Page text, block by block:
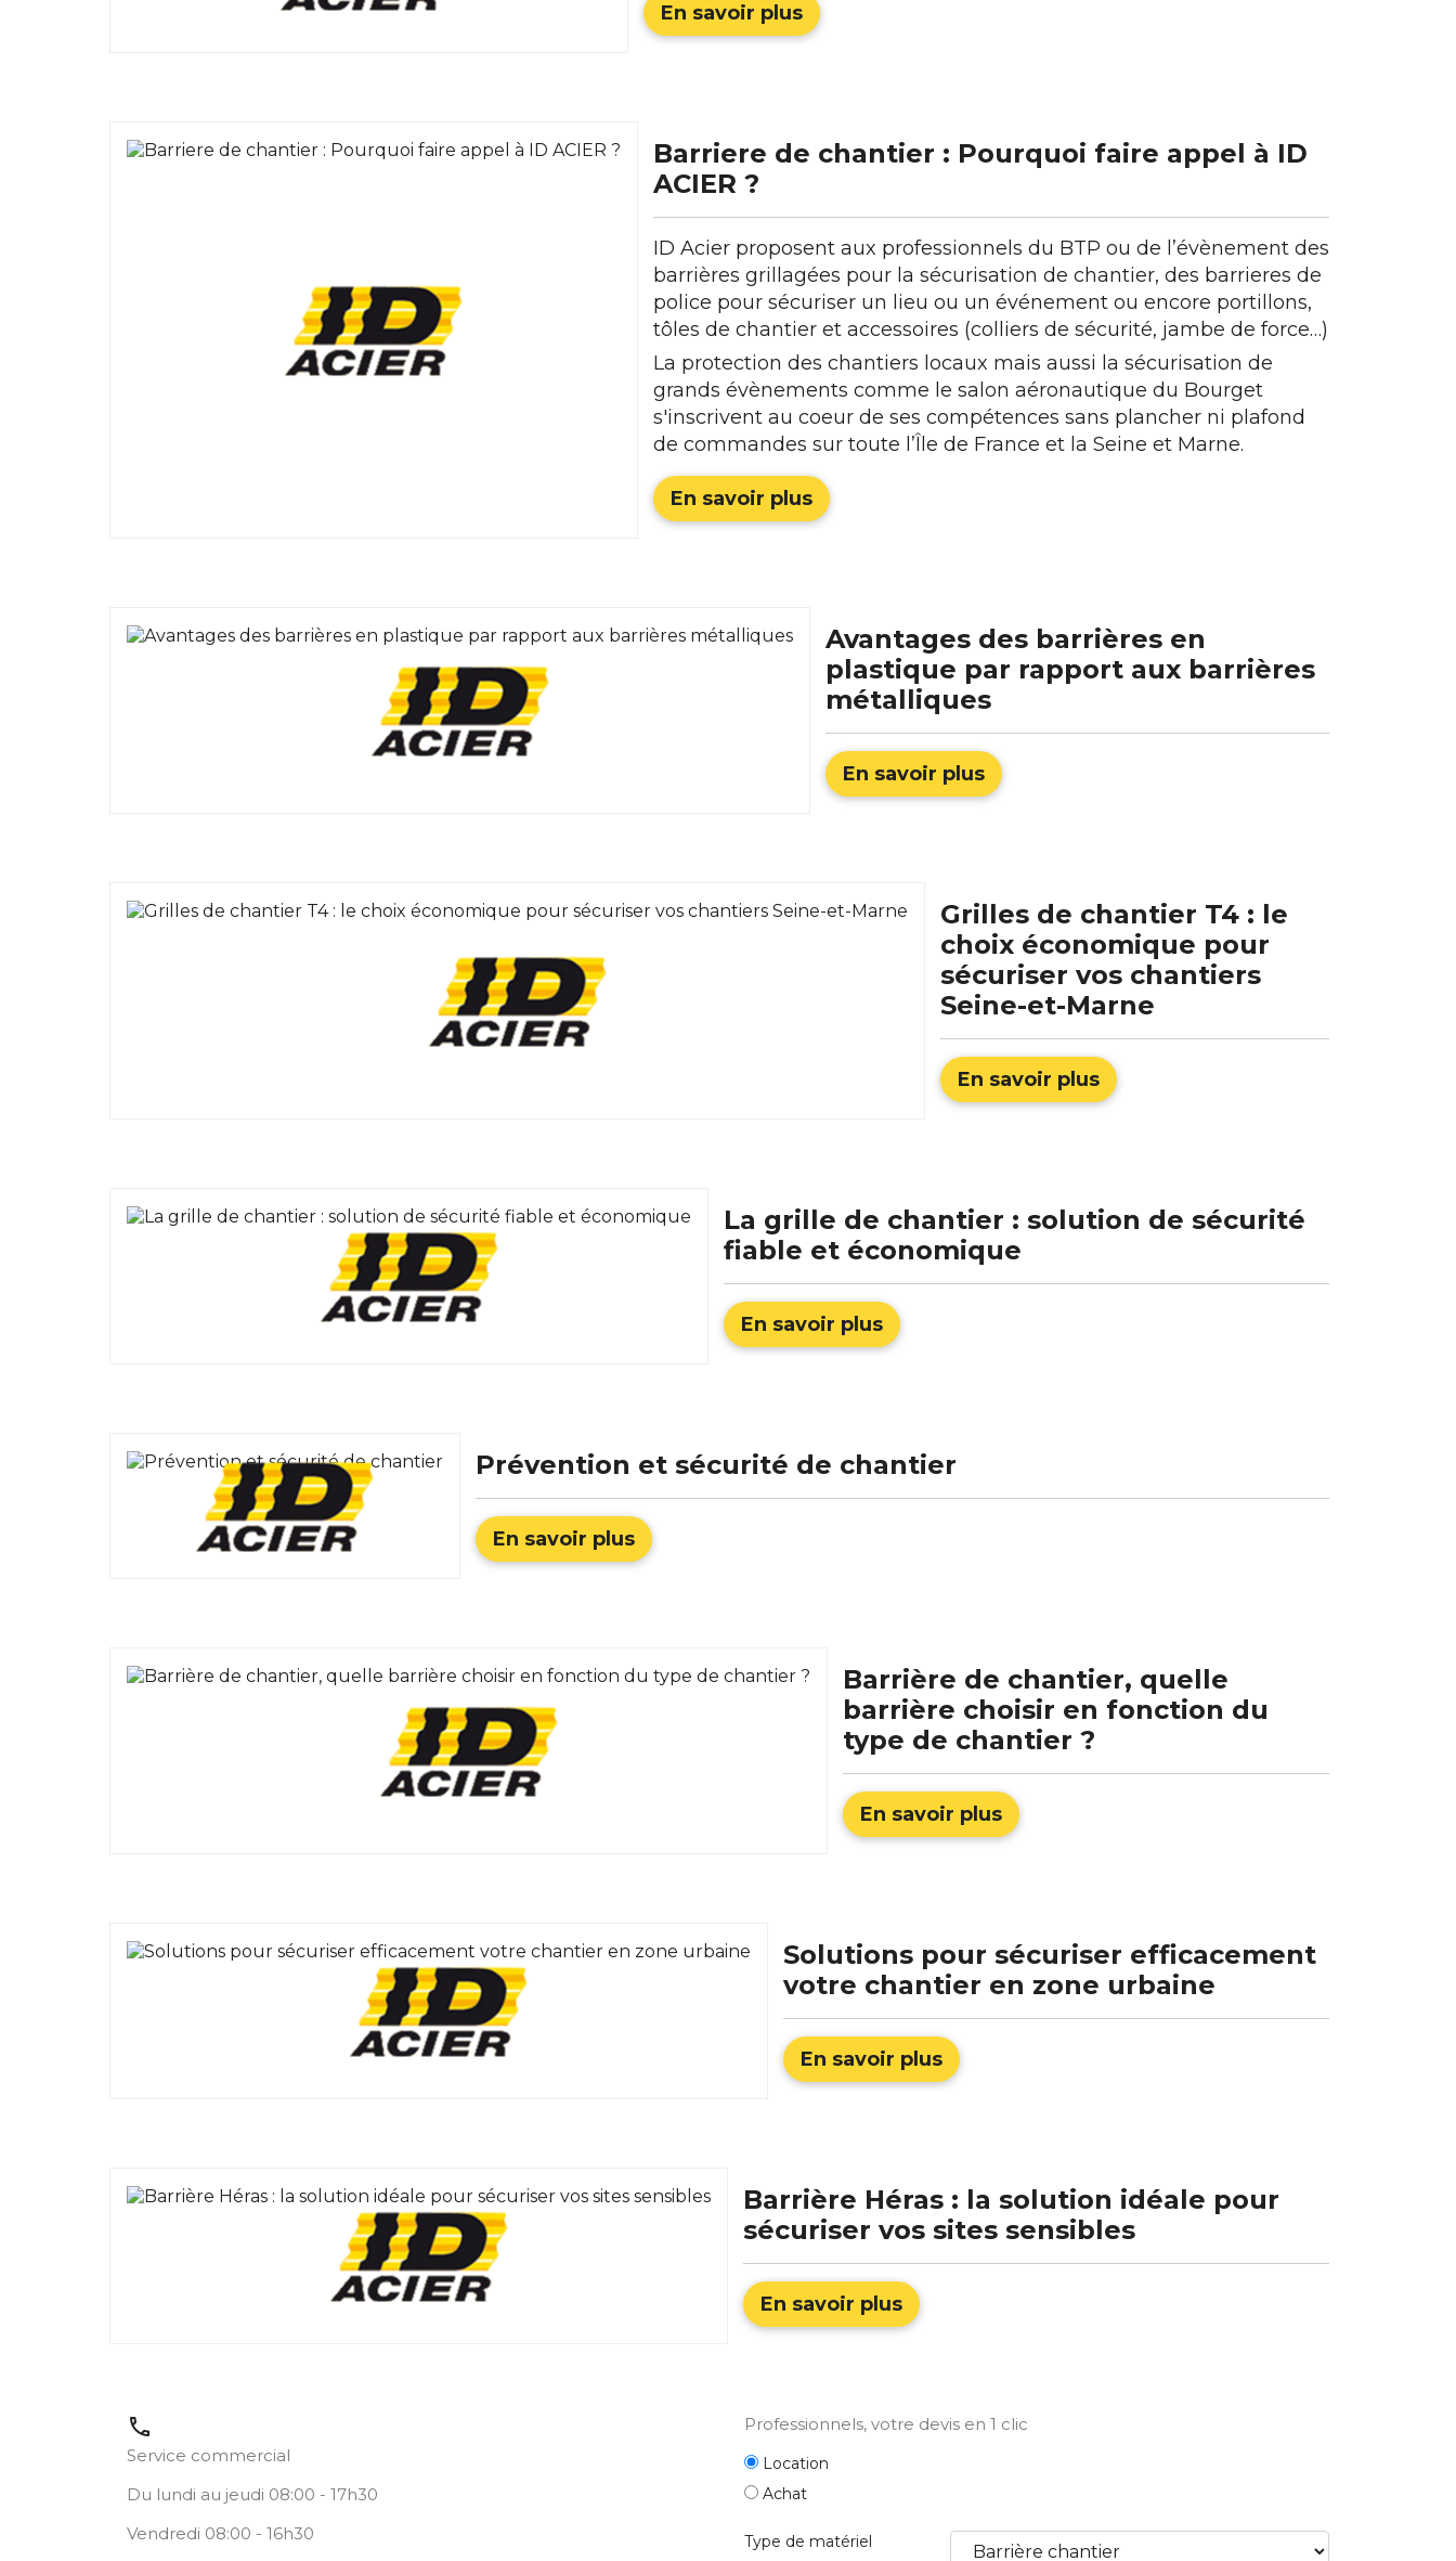
En savoir plus
Barriere de chantier : Pourquoi faire appel à ID
ACIER ?
ID Acier proposent aux professionnels du BTP ou de l’évènement des
barrières grillagées pour la sécurisation de chantier, des barrieres de
police pour sécuriser un lieu ou un événement ou encore portillons,
tôles de chantier et accessoires (colliers de sécurité, jambe de force…)
La protection des chantiers locaux mais aussi la sécurisation de
grands évènements comme le salon aéronautique du Bourget
s'inscrivent au coeur de ses compétences sans plancher ni plafond
de commandes sur toute l’Île de France et la Seine et Marne.
En savoir plus
Avantages des barrières en
plastique par rapport aux barrières
métalliques
En savoir plus
Grilles de chantier T4 : le
choix économique pour
sécuriser vos chantiers
Seine-et-Marne
En savoir plus
La grille de chantier : solution de sécurité
fiable et économique
En savoir plus
Prévention et sécurité de chantier
En savoir plus
Barrière de chantier, quelle
barrière choisir en fonction du
type de chantier ?
En savoir plus
Solutions pour sécuriser efficacement
votre chantier en zone urbaine
En savoir plus
Barrière Héras : la solution idéale pour
sécuriser vos sites sensibles
En savoir plus
call
Service commercial
Du lundi au jeudi 08:00 - 17h30
Vendredi 08:00 - 16h30
Professionnels, votre devis en 1 clic
Location
Achat
Type de matériel